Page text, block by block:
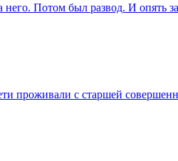
Потом был развод. И опять
проживали с старшей